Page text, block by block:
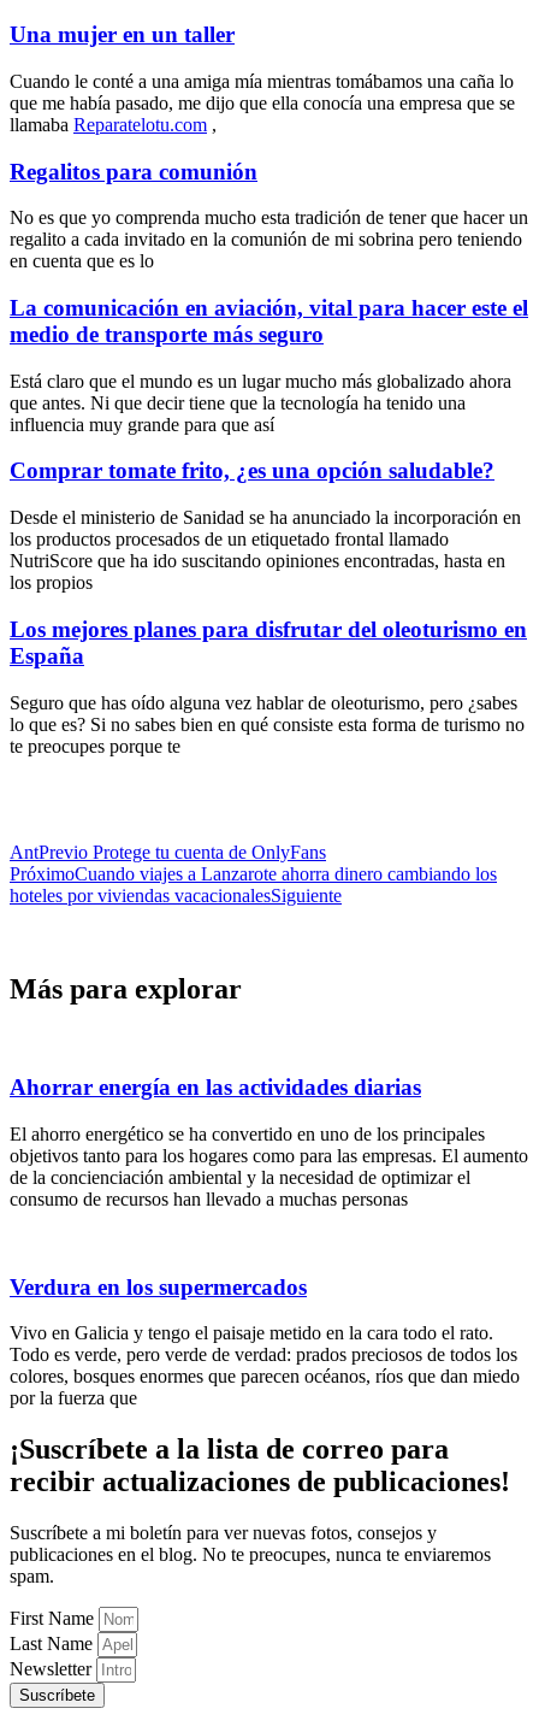
Una mujer en un taller
Cuando le conté a una amiga mía mientras tomábamos una caña lo
que me había pasado, me dijo que ella conocía una empresa que se
llamaba Reparatelotu.com ,
Regalitos para comunión
No es que yo comprenda mucho esta tradición de tener que hacer un
regalito a cada invitado en la comunión de mi sobrina pero teniendo
en cuenta que es lo
La comunicación en aviación, vital para hacer este el
medio de transporte más seguro
Está claro que el mundo es un lugar mucho más globalizado ahora
que antes. Ni que decir tiene que la tecnología ha tenido una
influencia muy grande para que así
Comprar tomate frito, ¿es una opción saludable?
Desde el ministerio de Sanidad se ha anunciado la incorporación en
los productos procesados de un etiquetado frontal llamado
NutriScore que ha ido suscitando opiniones encontradas, hasta en
los propios
Los mejores planes para disfrutar del oleoturismo en
España
Seguro que has oído alguna vez hablar de oleoturismo, pero ¿sabes
lo que es? Si no sabes bien en qué consiste esta forma de turismo no
te preocupes porque te
AntPrevio Protege tu cuenta de OnlyFans
PróximoCuando viajes a Lanzarote ahorra dinero cambiando los
hoteles por viviendas vacacionalesSiguiente
Más para explorar
Ahorrar energía en las actividades diarias
El ahorro energético se ha convertido en uno de los principales
objetivos tanto para los hogares como para las empresas. El aumento
de la concienciación ambiental y la necesidad de optimizar el
consumo de recursos han llevado a muchas personas
Verdura en los supermercados
Vivo en Galicia y tengo el paisaje metido en la cara todo el rato.
Todo es verde, pero verde de verdad: prados preciosos de todos los
colores, bosques enormes que parecen océanos, ríos que dan miedo
por la fuerza que
¡Suscríbete a la lista de correo para
recibir actualizaciones de publicaciones!
Suscríbete a mi boletín para ver nuevas fotos, consejos y
publicaciones en el blog. No te preocupes, nunca te enviaremos
spam.
First Name
Last Name
Newsletter
Suscríbete